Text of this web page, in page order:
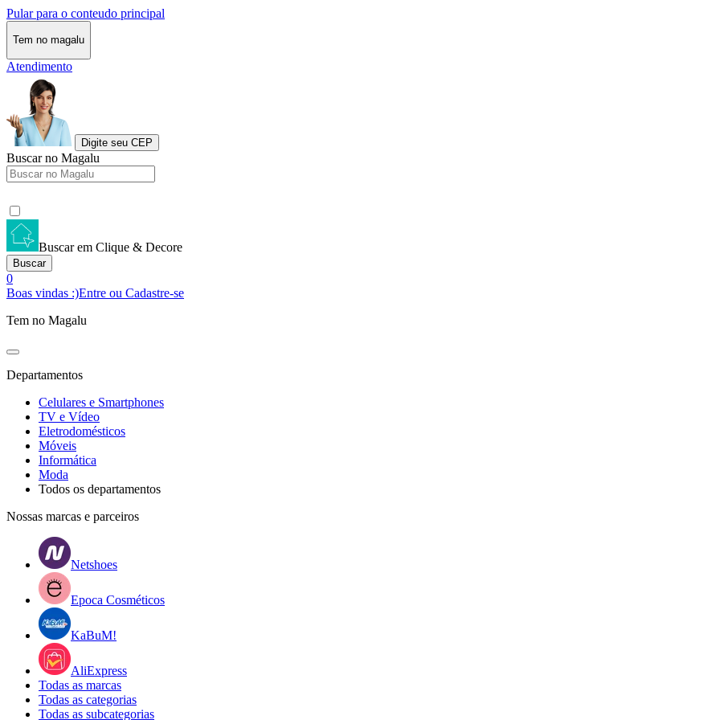
Pular para o conteudo principal
Tem no magalu
Atendimento
Digite seu CEP
Buscar no Magalu
Buscar em Clique & Decore
Buscar
0
Boas vindas :)Entre ou Cadastre-se
Tem no Magalu
Departamentos
Celulares e Smartphones
TV e Vídeo
Eletrodomésticos
Móveis
Informática
Moda
Todos os departamentos
Nossas marcas e parceiros
Netshoes
Epoca Cosméticos
KaBuM!
AliExpress
Todas as marcas
Todas as categorias
Todas as subcategorias